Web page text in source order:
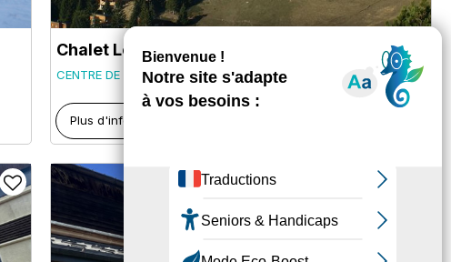
Chalet Le Chazelet
CENTRE DE VACANCES CHAMROUSSE 1650 - RECOIN
Plus d'informations